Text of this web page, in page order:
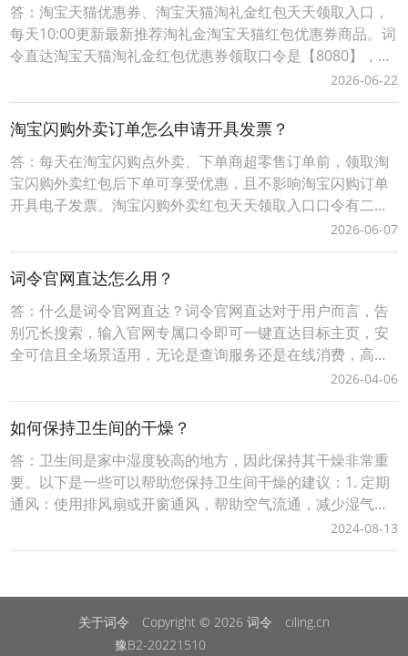
答：淘宝天猫优惠券、淘宝天猫淘礼金红包天天领取入口，
每天10:00更新最新推荐淘礼金淘宝天猫红包优惠券商品。词
令直达淘宝天猫淘礼金红包优惠券领取口令是【8080】，每
天淘宝天猫购物前打开词令App，输入口令【 8080 】，搜
索进入前往淘礼金淘宝天猫红包优惠券领取入口挑选要购买
的商品领取淘宝天猫优惠券、淘宝天猫商品红包；词令直达
淘宝天猫优惠券淘礼金红包领取口令如
2026-06-22
淘宝闪购外卖订单怎么申请开具发票？
答：每天在淘宝闪购点外卖、下单商超零售订单前，领取淘
宝闪购外卖红包后下单可享受优惠，且不影响淘宝闪购订单
开具电子发票。淘宝闪购外卖红包天天领取入口口令有二种
方式：1、淘宝闪购外卖红包领取口令【188288】，打开手
机淘宝APP，顶部选择导航【闪购外卖】后，输入淘宝闪购
外卖红包领取口令【188288】，即可成功领取当天可用的有
效外卖红包。2、词令直达外卖红包领取口
2026-06-07
词令官网直达怎么用？
答：什么是词令官网直达？词令官网直达对于用户而言，告
别冗长搜索，输入官网专属口令即可一键直达目标主页，安
全可信且全场景适用，无论是查询服务还是在线消费，高效
触达省时省心；对站长/商家来说，注册网站名称作为口令，
低成本构建品牌专属流量入口，精准引流无中间流失，更可
灵活关联活动页、促销页等动态目标，结合后台数据追踪优
化推广策略，让每一份流量都转化为实际价值。词令以“
2026-04-06
如何保持卫生间的干燥？
答：卫生间是家中湿度较高的地方，因此保持其干燥非常重
要。以下是一些可以帮助您保持卫生间干燥的建议：1. 定期
通风：使用排风扇或开窗通风，帮助空气流通，减少湿气积
累。2. 安装防潮设施：考虑在卫生间安装除湿机或使用去湿
剂，以降低室内湿度。3. 选择防水材料：在装修时，使用防
2024-08-13
关于词令 Copyright © 2026 词令
ciling.cn
豫B2-20221510